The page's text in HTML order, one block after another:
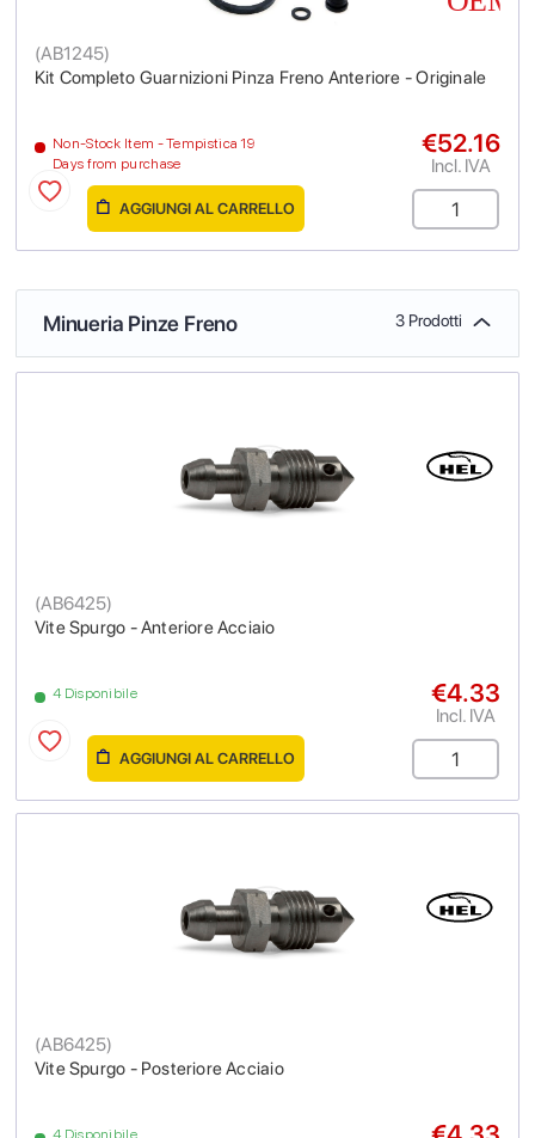
Kit Completo Guarnizioni Pinza Freno Anteriore - Originale
(AB1245)
Non-Stock Item - Tempistica 19
Days from purchase
€52.16
Incl. IVA
AGGIUNGI AL CARRELLO
Minueria Pinze Freno 3 Prodotti
Vite Spurgo - Anteriore Acciaio
(AB6425)
4 Disponibile €4.33
Incl. IVA
AGGIUNGI AL CARRELLO
Vite Spurgo - Posteriore Acciaio
(AB6425)
4 Disponibile